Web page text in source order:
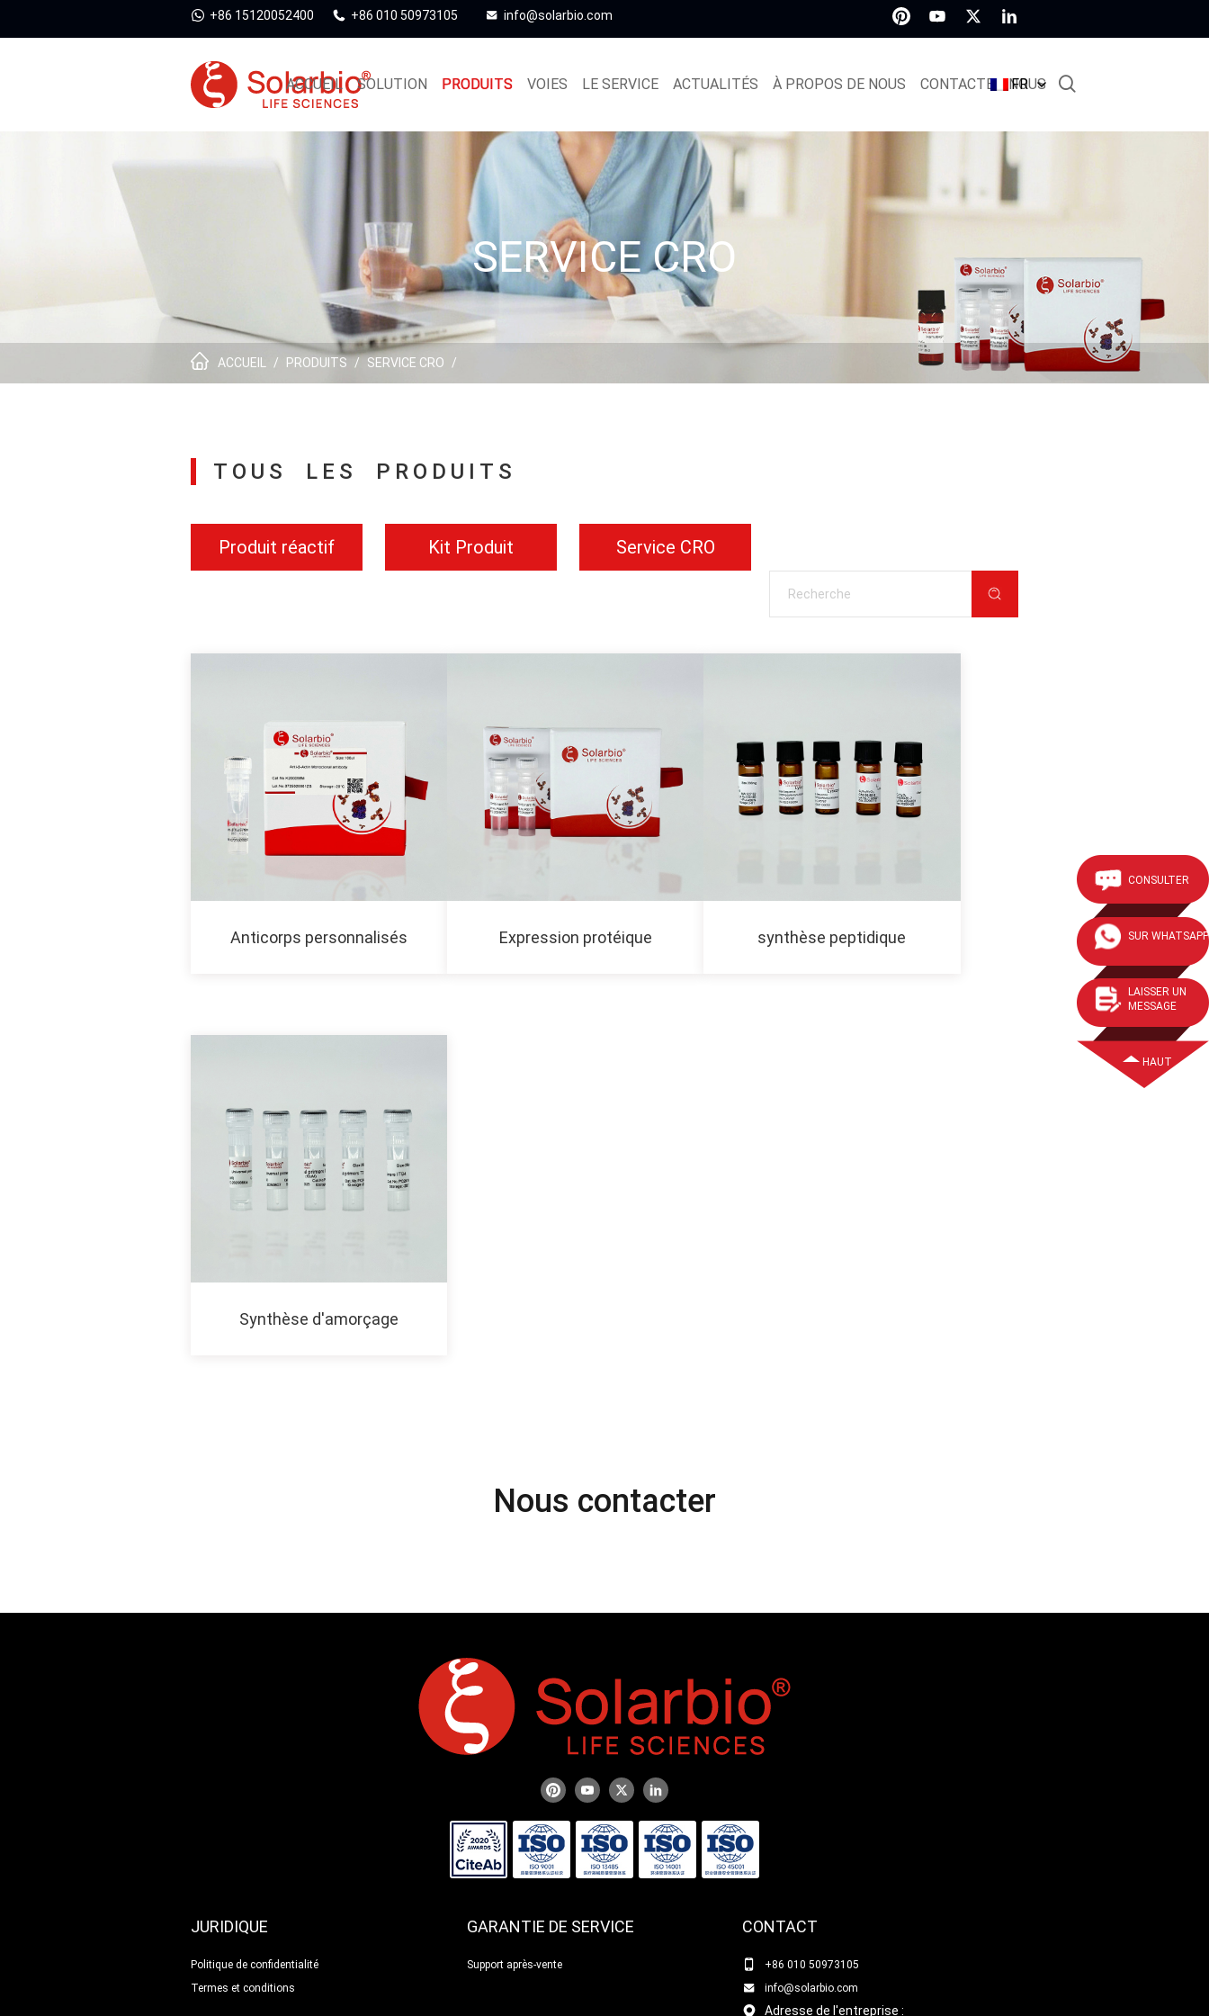
+86 15120052400 +86 010 50973105 info@solarbio.com
ACCUEIL SOLUTION PRODUITS VOIES LE SERVICE ACTUALITÉS À PROPOS DE NOUS CONTACTEZ-NOUS
FR
SERVICE CRO
ACCUEIL / PRODUITS / SERVICE CRO /
TOUS LES PRODUITS
Produit réactif Kit Produit Service CRO
Anticorps personnalisés Expression protéique synthèse peptidique
Synthèse d'amorçage
Nous contacter
JURIDIQUE
Politique de confidentialité
Termes et conditions
GARANTIE DE SERVICE
Support après-vente
CONTACT
+86 010 50973105
info@solarbio.com
Adresse de l'entreprise :
CONSULTER
SUR WHATSAPP
LAISSER UN
MESSAGE
HAUT